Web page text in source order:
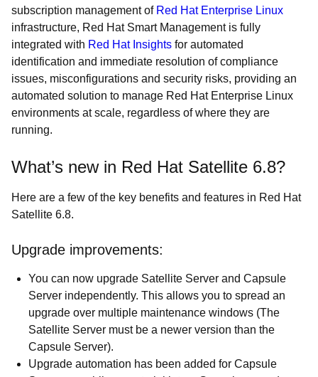
subscription management of Red Hat Enterprise Linux
infrastructure, Red Hat Smart Management is fully
integrated with Red Hat Insights for automated
identification and immediate resolution of compliance
issues, misconfigurations and security risks, providing an
automated solution to manage Red Hat Enterprise Linux
environments at scale, regardless of where they are
running.
What’s new in Red Hat Satellite 6.8?
Here are a few of the key benefits and features in Red Hat
Satellite 6.8.
Upgrade improvements:
You can now upgrade Satellite Server and Capsule
Server independently. This allows you to spread an
upgrade over multiple maintenance windows (The
Satellite Server must be a newer version than the
Capsule Server).
Upgrade automation has been added for Capsule